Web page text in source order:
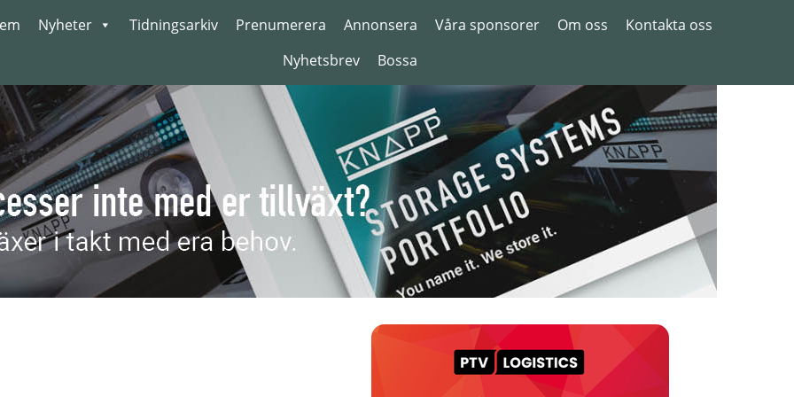
Nyheter Tidningsarkiv Prenumerera Annonsera Våra sponsorer Om oss
Kontakta oss
Nyhetsbrev
Bossa